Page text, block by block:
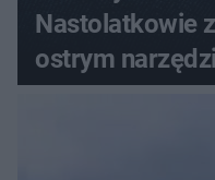
Nastolatkowie
ostrym
zdecyduje sąd